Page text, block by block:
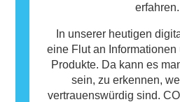
erfahren.
In unserer heutigen
eine Flut an
Produkte. Da kann es
sein, zu erkennen,
vertrauenswürdig sind.